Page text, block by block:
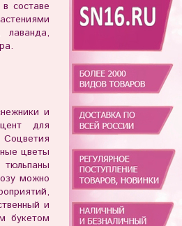
составе
лаванда,
и
для
цветы
можно
и
букетом